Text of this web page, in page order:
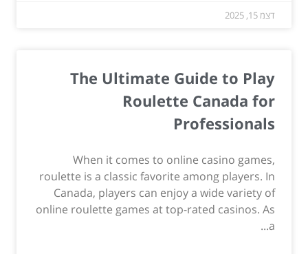
דצמ 15, 2025
The Ultimate Guide to Play
Roulette Canada for
Professionals
When it comes to online casino games,
roulette is a classic favorite among players. In
Canada, players can enjoy a wide variety of
online roulette games at top-rated casinos. As
a...